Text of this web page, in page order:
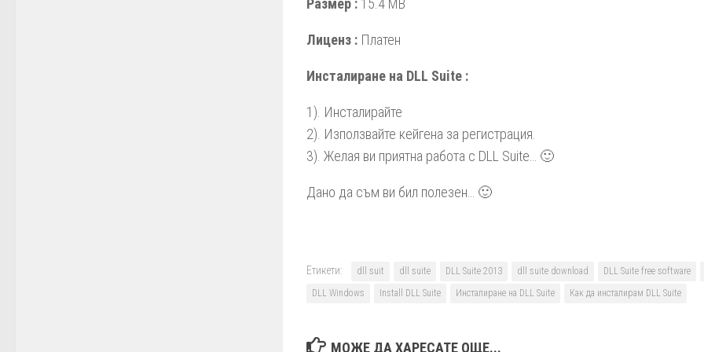
Размер : 15.4 MB
Лиценз : Платен
Инсталиране на DLL Suite :
1). Инсталирайте
2). Използвайте кейгена за регистрация.
3). Желая ви приятна работа с DLL Suite… 🙂
Дано да съм ви бил полезен… 🙂
Етикети: dll suit dll suite DLL Suite 2013 dll suite download DLL Suite free software
DLL Windows
Install DLL Suite Инсталиране на DLL Suite Как да инсталирам DLL Suite
МОЖЕ ДА ХАРЕСАТЕ ОЩЕ...